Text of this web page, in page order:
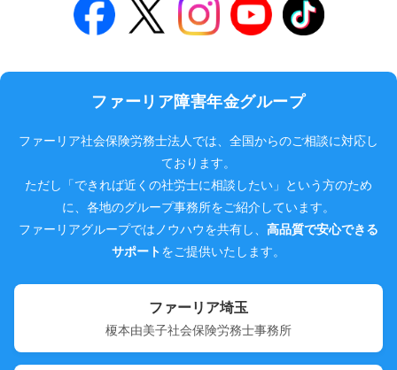
ファーリア障害年金グループ
ファーリア社会保険労務士法人では、全国からのご相談に対応し
ております。
ただし「できれば近くの社労士に相談したい」という方のため
に、各地のグループ事務所をご紹介しています。
ファーリアグループではノウハウを共有し、 高品質で安心できる
サポートをご提供いたします。
ファーリア埼玉
榎本由美子社会保険労務士事務所